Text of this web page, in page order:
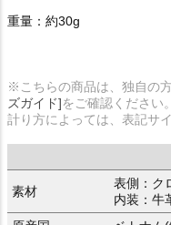
重量：約30g
※こちらの商品は、独自の
ズガイド]をご確認ください。
計り方によっては、表記サ
素材
表側：ク
内装：牛